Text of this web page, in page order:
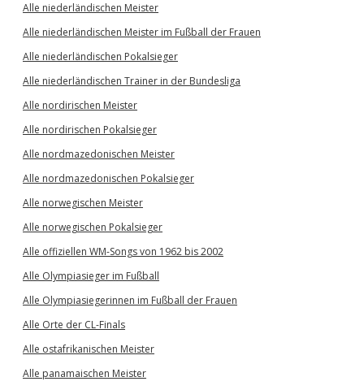
Alle niederländischen Meister
Alle niederländischen Meister im Fußball der Frauen
Alle niederländischen Pokalsieger
Alle niederländischen Trainer in der Bundesliga
Alle nordirischen Meister
Alle nordirischen Pokalsieger
Alle nordmazedonischen Meister
Alle nordmazedonischen Pokalsieger
Alle norwegischen Meister
Alle norwegischen Pokalsieger
Alle offiziellen WM-Songs von 1962 bis 2002
Alle Olympiasieger im Fußball
Alle Olympiasiegerinnen im Fußball der Frauen
Alle Orte der CL-Finals
Alle ostafrikanischen Meister
Alle panamaischen Meister